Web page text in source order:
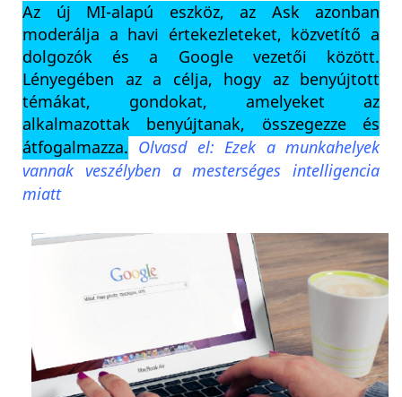
Az új MI-alapú eszköz, az Ask azonban
moderálja a havi értekezleteket, közvetítő a
dolgozók és a Google vezetői között.
Lényegében az a célja, hogy az benyújtott
témákat, gondokat, amelyeket az
alkalmazottak benyújtanak, összegezze és
átfogalmazza. Olvasd el: Ezek a munkahelyek
vannak veszélyben a mesterséges intelligencia
miatt